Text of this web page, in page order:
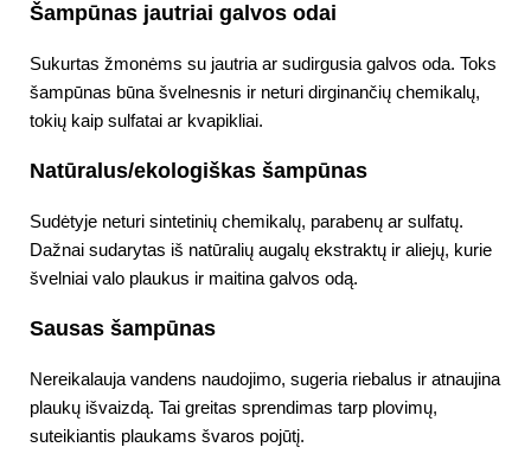
Šampūnas jautriai galvos odai
Sukurtas žmonėms su jautria ar sudirgusia galvos oda. Toks
šampūnas būna švelnesnis ir neturi dirginančių chemikalų,
tokių kaip sulfatai ar kvapikliai.
Natūralus/ekologiškas šampūnas
Sudėtyje neturi sintetinių chemikalų, parabenų ar sulfatų.
Dažnai sudarytas iš natūralių augalų ekstraktų ir aliejų, kurie
švelniai valo plaukus ir maitina galvos odą.
Sausas šampūnas
Nereikalauja vandens naudojimo, sugeria riebalus ir atnaujina
plaukų išvaizdą. Tai greitas sprendimas tarp plovimų,
suteikiantis plaukams švaros pojūtį.